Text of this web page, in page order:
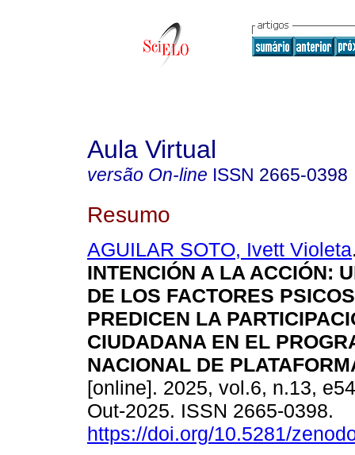
Aula Virtual
versão On-line ISSN 2665-0398
Resumo
AGUILAR SOTO, Ivett Violeta
INTENCIÓN A LA ACCIÓN:
DE LOS FACTORES
PREDICEN LA
CIUDADANA EN EL
NACIONAL DE
[online]. 2025, vol.6, n.13,
Out-2025. ISSN 2665-0398.
https://doi.org/10.5281/